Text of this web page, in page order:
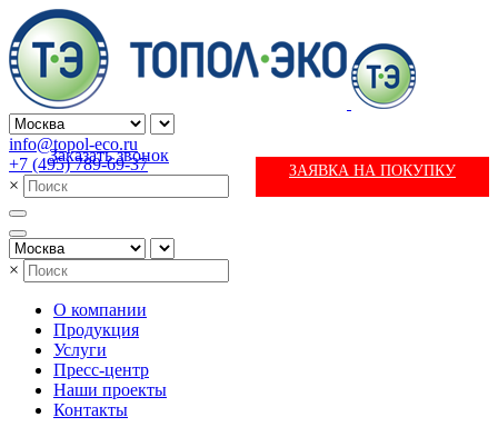
info@topol-eco.ru
+7 (495) 789-69-37
Заказать звонок
ЗАЯВКА НА ПОКУПКУ
×
×
О компании
Продукция
Услуги
Пресс-центр
Наши проекты
Контакты